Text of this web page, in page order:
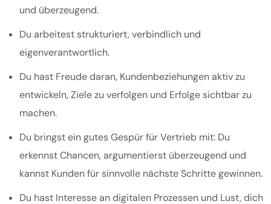
und überzeugend.
Du arbeitest strukturiert, verbindlich und
eigenverantwortlich.
Du hast Freude daran, Kundenbeziehungen aktiv zu
entwickeln, Ziele zu verfolgen und Erfolge sichtbar zu
machen.
Du bringst ein gutes Gespür für Vertrieb mit: Du
erkennst Chancen, argumentierst überzeugend und
kannst Kunden für sinnvolle nächste Schritte gewinnen.
Du hast Interesse an digitalen Prozessen und Lust, dich